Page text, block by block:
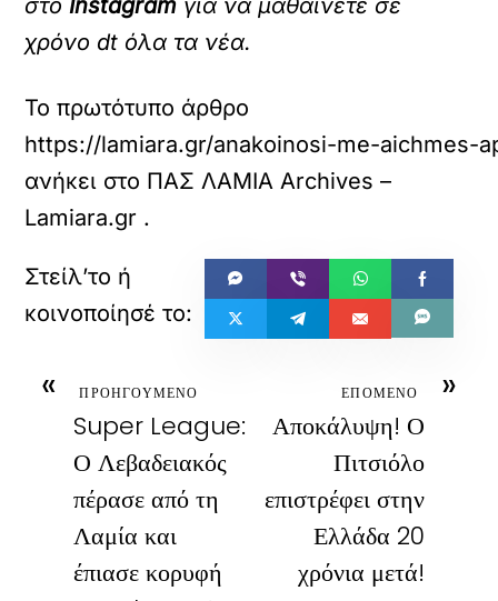
στοInstagram για να μαθαίνετε σε
χρόνο dt όλα τα νέα.
Το πρωτότυπο άρθρο
https://lamiara.gr/anakoinosi-me-aichmes-
ανήκει στο ΠΑΣ ΛΑΜΙΑ Archives –
Lamiara.gr .
« ΠΡΟΗΓΟΥΜΕΝΟ
Super League:
Ο Λεβαδειακός
πέρασε από τη
Λαμία και
έπιασε κορυφή
»
ΕΠΟΜΕΝΟ
Αποκάλυψη! Ο
Πιτσιόλο
επιστρέφει στην
Ελλάδα 20
χρόνια μετά!